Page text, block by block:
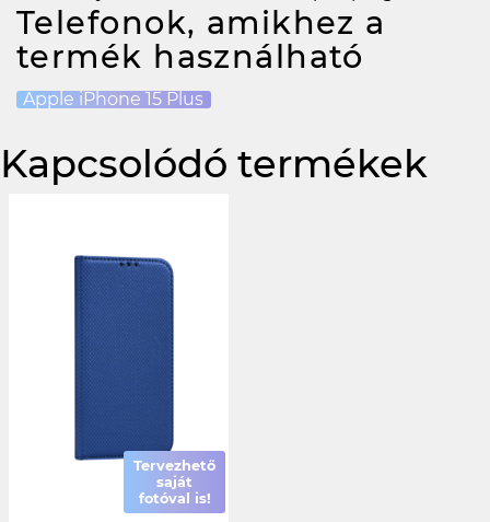
Telefonok, amikhez a
termék használható
Apple iPhone 15 Plus
Kapcsolódó termékek
Tervezhető
saját
fotóval is!